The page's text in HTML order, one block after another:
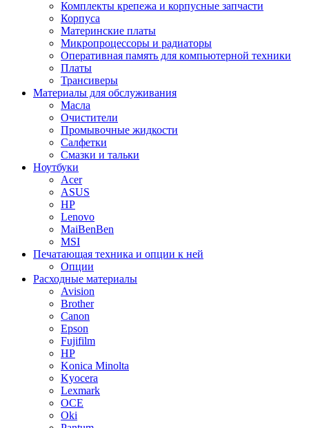
Комплекты крепежа и корпусные запчасти
Корпуса
Материнские платы
Микропроцессоры и радиаторы
Оперативная память для компьютерной техники
Платы
Трансиверы
Материалы для обслуживания
Масла
Очистители
Промывочные жидкости
Салфетки
Смазки и тальки
Ноутбуки
Acer
ASUS
HP
Lenovo
MaiBenBen
MSI
Печатающая техника и опции к ней
Опции
Расходные материалы
Avision
Brother
Canon
Epson
Fujifilm
HP
Konica Minolta
Kyocera
Lexmark
OCE
Oki